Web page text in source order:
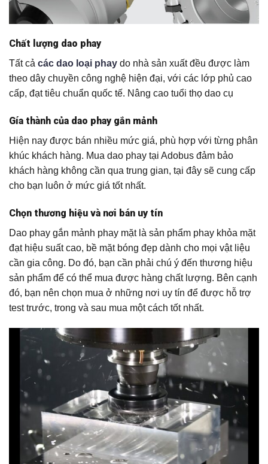
Chất lượng dao phay
Tất cả các dao loại phay do nhà sản xuất đều được làm
theo dây chuyền công nghệ hiện đại, với các lớp phủ cao
cấp, đạt tiêu chuẩn quốc tế. Nâng cao tuổi thọ dao cụ
Gía thành của dao phay gắn mảnh
Hiện nay được bán nhiều mức giá, phù hợp với từng phân
khúc khách hàng. Mua dao phay tại Adobus đảm bảo
khách hàng không cần qua trung gian, tại đây sẽ cung cấp
cho bạn luôn ở mức giá tốt nhất.
Chọn thương hiệu và nơi bán uy tín
Dao phay gắn mảnh phay mặt là sản phẩm phay khỏa mặt
đạt hiệu suất cao, bề mặt bóng đẹp dành cho mọi vật liệu
cần gia công. Do đó, bạn cần phải chú ý đến thương hiệu
sản phẩm để có thể mua được hàng chất lượng. Bên cạnh
đó, bạn nên chọn mua ở những nơi uy tín để được hỗ trợ
test trước, trong và sau mua một cách tốt nhất.